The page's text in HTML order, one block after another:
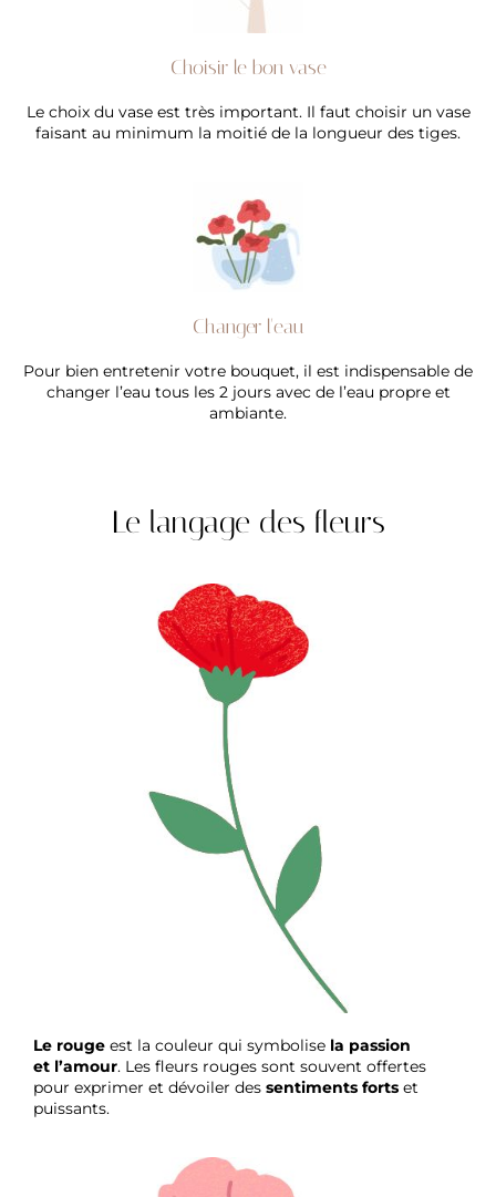
Choisir le bon vase
Le choix du vase est très important. Il faut choisir un vase
faisant au minimum la moitié de la longueur des tiges.
Changer l'eau
Pour bien entretenir votre bouquet, il est indispensable de
changer l’eau tous les 2 jours avec de l’eau propre et
ambiante.
Le langage des fleurs
Le rouge est la couleur qui symbolise la passion
et l’amour. Les fleurs rouges sont souvent offertes
pour exprimer et dévoiler des sentiments forts et
puissants.